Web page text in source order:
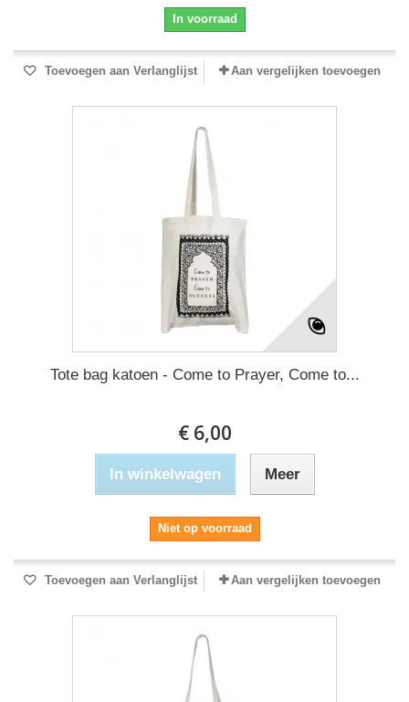
In voorraad
Toevoegen aan Verlanglijst Aan vergelijken toevoegen
Tote bag katoen - Come to Prayer, Come to...
€ 6,00
In winkelwagen Meer
Niet op voorraad
Toevoegen aan Verlanglijst Aan vergelijken toevoegen